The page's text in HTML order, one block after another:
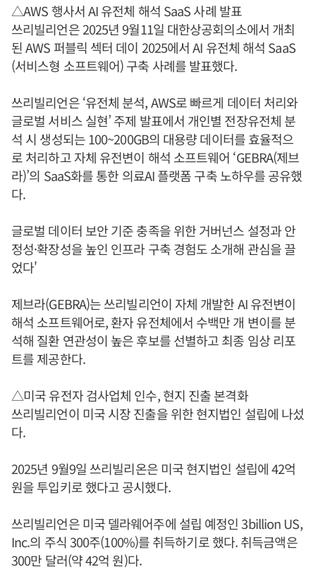
△AWS 행사서 AI 유전체 해석 SaaS 사례 발표
쓰리빌리언은 2025년 9월11일 대한상공회의소에서 개최
된 AWS 퍼블릭 섹터 데이 2025에서 AI 유전체 해석 SaaS
(서비스형 소프트웨어) 구축 사례를 발표했다.
쓰리빌리언은 ‘유전체 분석, AWS로 빠르게 데이터 처리와
글로벌 서비스 실현’ 주제 발표에서 개인별 전장유전체 분
석 시 생성되는 100~200GB의 대용량 데이터를 효율적으
로 처리하고 자체 유전변이 해석 소프트웨어 ‘GEBRA(제브
라)’의 SaaS화를 통한 의료AI 플랫폼 구축 노하우를 공유했
다.
글로벌 데이터 보안 기준 충족을 위한 거버넌스 설정과 안
정성·확장성을 높인 인프라 구축 경험도 소개해 관심을 끌
었다'
제브라(GEBRA)는 쓰리빌리언이 자체 개발한 AI 유전변이
해석 소프트웨어로, 환자 유전체에서 수백만 개 변이를 분
석해 질환 연관성이 높은 후보를 선별하고 최종 임상 리포
트를 제공한다.
△미국 유전자 검사업체 인수, 현지 진출 본격화
쓰리빌리언이 미국 시장 진출을 위한 현지법인 설립에 나섰
다.
2025년 9월9일 쓰리빌리온은 미국 현지법인 설립에 42억
원을 투입키로 했다고 공시했다.
쓰리빌리언은 미국 델라웨어주에 설립 예정인 3billion US,
Inc.의 주식 300주(100%)를 취득하기로 했다. 취득금액은
300만 달러(약 42억 원)다.